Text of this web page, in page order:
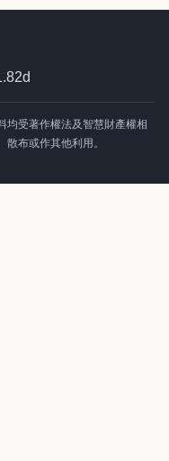
均受著作權法及智慧財產權相
布或作其他利用。